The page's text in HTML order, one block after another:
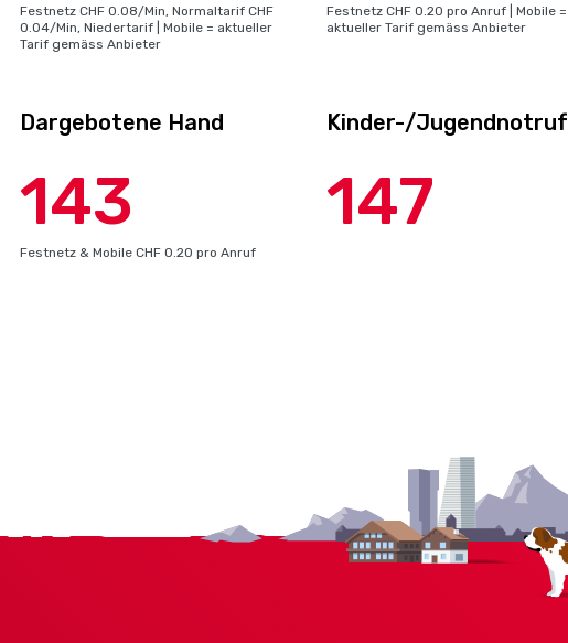
Festnetz CHF 0.08/Min, Normaltarif CHF
0.04/Min, Niedertarif | Mobile = aktueller
Tarif gemäss Anbieter
Festnetz CHF 0.20 pro Anruf | Mobile =
aktueller Tarif gemäss Anbieter
Dargebotene Hand
143
Festnetz & Mobile CHF 0.20 pro Anruf
Kinder-/Jugendnotruf
147